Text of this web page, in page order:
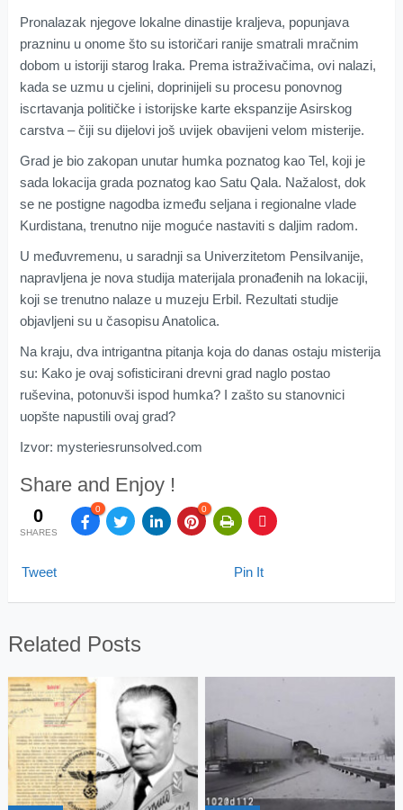
Pronalazak njegove lokalne dinastije kraljeva, popunjava
prazninu u onome što su istoričari ranije smatrali mračnim
dobom u istoriji starog Iraka. Prema istraživačima, ovi nalazi,
kada se uzmu u cjelini, doprinijeli su procesu ponovnog
iscrtavanja političke i istorijske karte ekspanzije Asirskog
carstva – čiji su dijelovi još uvijek obavijeni velom misterije.
Grad je bio zakopan unutar humka poznatog kao Tel, koji je
sada lokacija grada poznatog kao Satu Qala. Nažalost, dok
se ne postigne nagodba između seljana i regionalne vlade
Kurdistana, trenutno nije moguće nastaviti s daljim radom.
U međuvremenu, u saradnji sa Univerzitetom Pensilvanije,
napravljena je nova studija materijala pronađenih na lokaciji,
koji se trenutno nalaze u muzeju Erbil. Rezultati studije
objavljeni su u časopisu Anatolica.
Na kraju, dva intrigantna pitanja koja do danas ostaju misterija
su: Kako je ovaj sofisticirani drevni grad naglo postao
ruševina, potonuvši ispod humka? I zašto su stanovnici
uopšte napustili ovaj grad?
Izvor: mysteriesrunsolved.com
Share and Enjoy !
0
SHARES
0 0
Tweet Pin It
Related Posts